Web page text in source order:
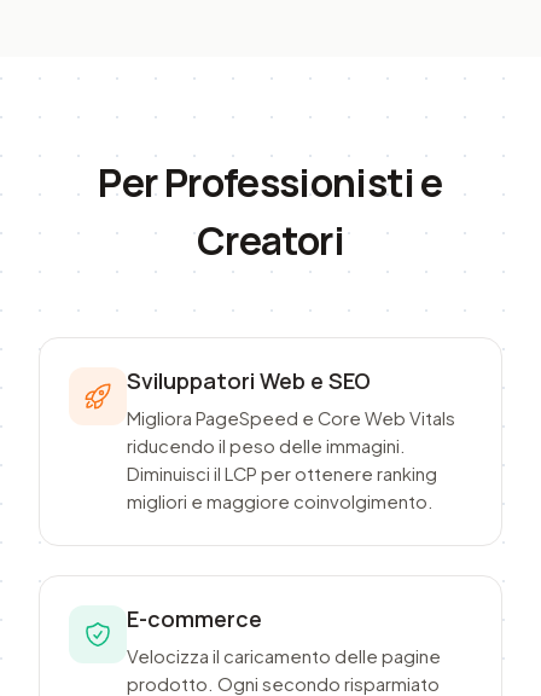
Per Professionisti e
Creatori
Sviluppatori Web e SEO
Migliora PageSpeed e Core Web Vitals
riducendo il peso delle immagini.
Diminuisci il LCP per ottenere ranking
migliori e maggiore coinvolgimento.
E-commerce
Velocizza il caricamento delle pagine
prodotto. Ogni secondo risparmiato